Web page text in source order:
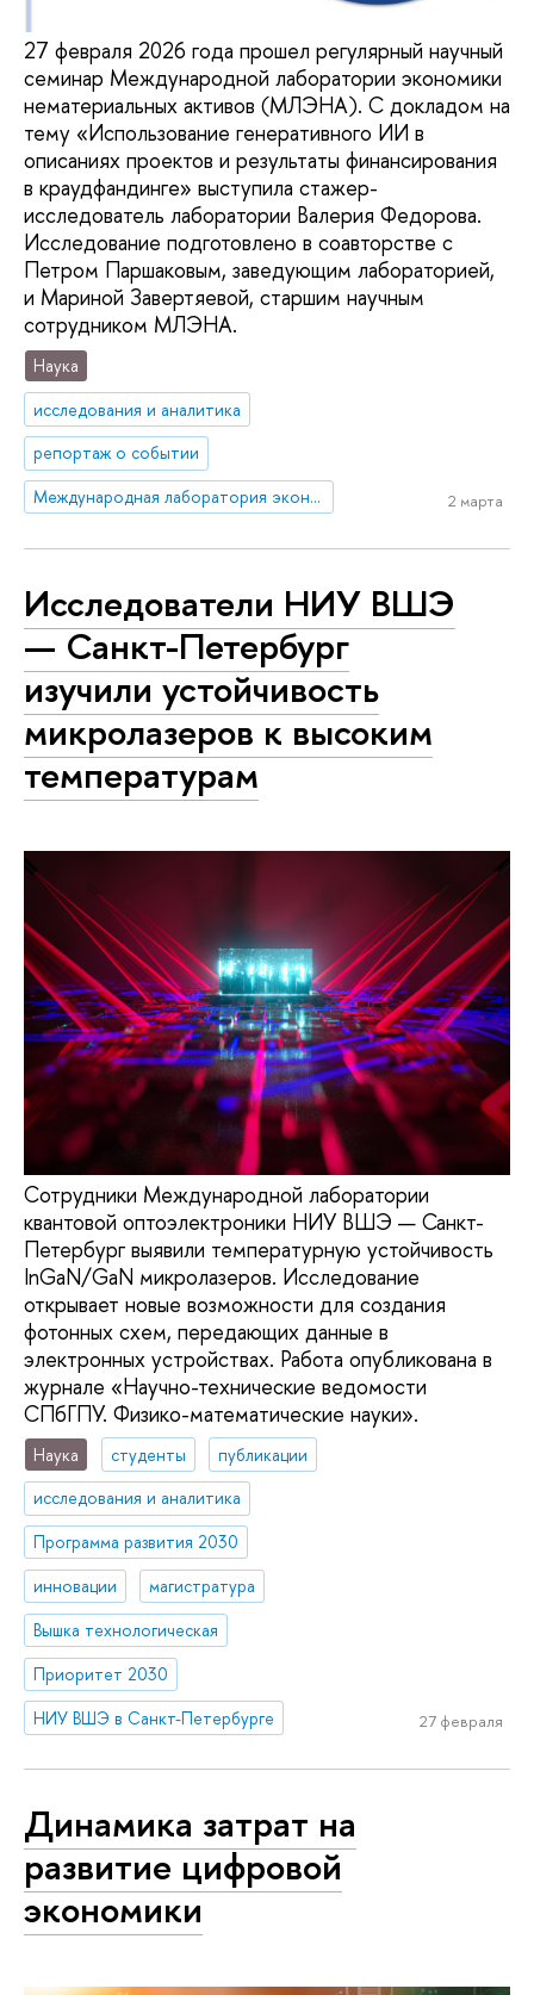
27 февраля 2026 года прошел регулярный научный
семинар Международной лаборатории экономики
нематериальных активов (МЛЭНА). С докладом на
тему «Использование генеративного ИИ в
описаниях проектов и результаты финансирования
в краудфандинге» выступила стажер-
исследователь лаборатории Валерия Федорова.
Исследование подготовлено в соавторстве с
Петром Паршаковым, заведующим лабораторией,
и Мариной Завертяевой, старшим научным
сотрудником МЛЭНА.
Наука
исследования и аналитика
репортаж о событии
Международная лаборатория экономики нематериальных активов (Пермь)
2 марта
Исследователи НИУ ВШЭ
— Санкт-Петербург
изучили устойчивость
микролазеров к высоким
температурам
Сотрудники Международной лаборатории
квантовой оптоэлектроники НИУ ВШЭ — Санкт-
Петербург выявили температурную устойчивость
InGaN/GaN микролазеров. Исследование
открывает новые возможности для создания
фотонных схем, передающих данные в
электронных устройствах. Работа опубликована в
журнале «Научно-технические ведомости
СПбГПУ. Физико-математические науки».
Наука студенты
публикации
исследования и аналитика
Программа развития 2030
инновации
магистратура
Вышка технологическая
Приоритет 2030
НИУ ВШЭ в Санкт-Петербурге
27 февраля
Динамика затрат на
развитие цифровой
экономики